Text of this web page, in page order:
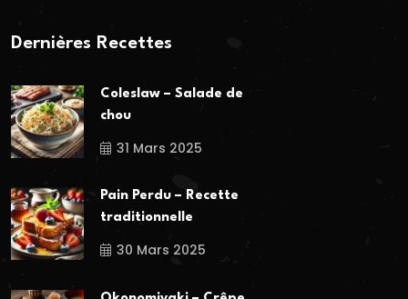
Dernières Recettes
Coleslaw – Salade de
chou
31 Mars 2025
Pain Perdu – Recette
traditionnelle
30 Mars 2025